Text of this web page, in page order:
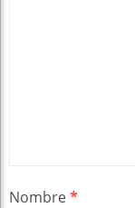
Nombre*